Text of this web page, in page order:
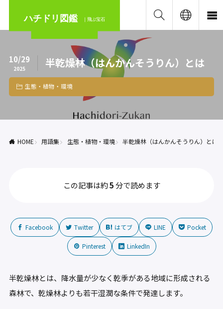
ハチドリ図鑑 ｜飛ぶ宝石
10/29
2025 半乾燥林（はんかんそうりん）とは
生態・植物・環境
HOME 用語集 生態・植物・環境 半乾燥林（はんかんそうりん）とは
この記事は約5分で読めます
Facebook Twitter はてブ LINE Pocket
Pinterest LinkedIn
半乾燥林とは、降水量が少なく乾季がある地域に形成される
森林で、乾燥林よりも若干湿潤な条件で発達します。